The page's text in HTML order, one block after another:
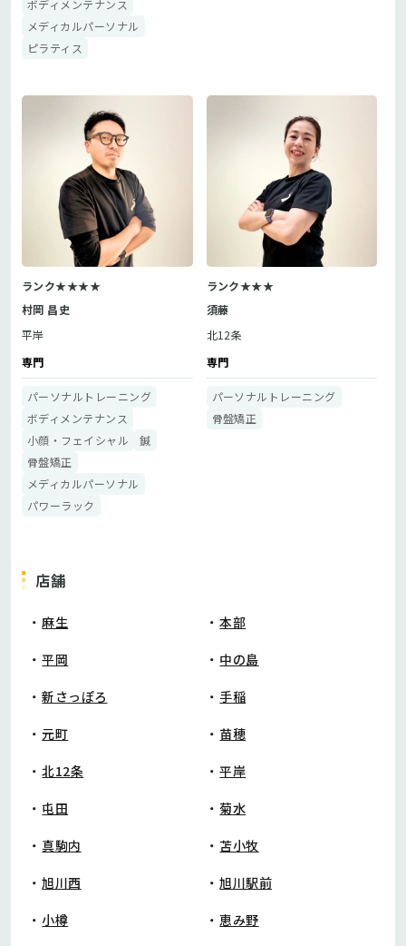
ボディメンテナンス
メディカルパーソナル
ピラティス
ランク★★★★
村岡 昌史
平岸
専門
パーソナルトレーニング
ボディメンテナンス
小顔・フェイシャル
鍼
骨盤矯正
メディカルパーソナル
パワーラック
ランク★★★
須藤
北12条
専門
パーソナルトレーニング
骨盤矯正
店舗
麻生 本部
平岡 中の島
新さっぽろ 手稲
元町 苗穂
北12条 平岸
屯田 菊水
真駒内 苫小牧
旭川西 旭川駅前
小樽 恵み野